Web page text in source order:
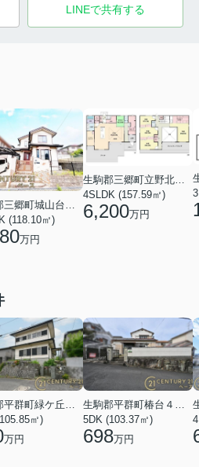
LINEで共有する
生駒郡三郷町城山台４丁目
(118.10㎡)
万円
4SLDK (157.59㎡)
6,200万円
生駒郡平群町緑ケ丘５丁目
㎡)
万円
生駒郡平群町椿台４丁目
5DK (103.37㎡)
698万円